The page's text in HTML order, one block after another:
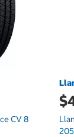
CV 8